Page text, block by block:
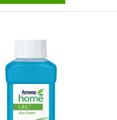
Концентрированный
класса